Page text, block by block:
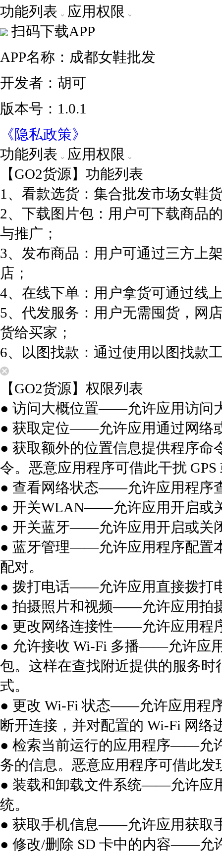
功能列表
应用权限
扫码下载APP
APP名称：成都女鞋批发
开发者：胡可
版本号：1.0.1
《隐私政策》
功能列表
应用权限
【GO2货源】功能列表
1、看款选货：集合批发市场女鞋
2、下载图片包：用户可下载商品
与推广；
3、发布商品：用户可通过三方上
店；
4、在线下单：用户拿货可通过线
5、代发服务：用户无需囤货，网
货给买家；
6、以图找款：通过使用以图找款
【GO2货源】权限列表
● 访问大概位置——允许应用访问
● 获取定位——允许应用通过网络
● 获取额外的位置信息提供程序
令。恶意应用程序可借此干扰
● 查看网络状态——允许应用程序
● 开关WLAN——允许应用开启或
● 开关蓝牙——允许应用开启或关
● 蓝牙管理——允许应用程序配置
配对。
● 拨打电话——允许应用直接拨打
● 拍摄照片和视频——允许应用拍
● 更改网络连接性——允许应用程
● 允许接收 Wi-Fi 多播——允许应
包。这样在查找附近提供的服务
式。
● 更改 Wi-Fi 状态——允许应用程
断开连接，并对配置的 Wi-Fi 网络
● 检索当前运行的应用程序——允
务的信息。恶意应用程序可借此
● 装载和卸载文件系统——允许应
统。
● 获取手机信息——允许应用获取
● 修改/删除 SD 卡中的内容——允